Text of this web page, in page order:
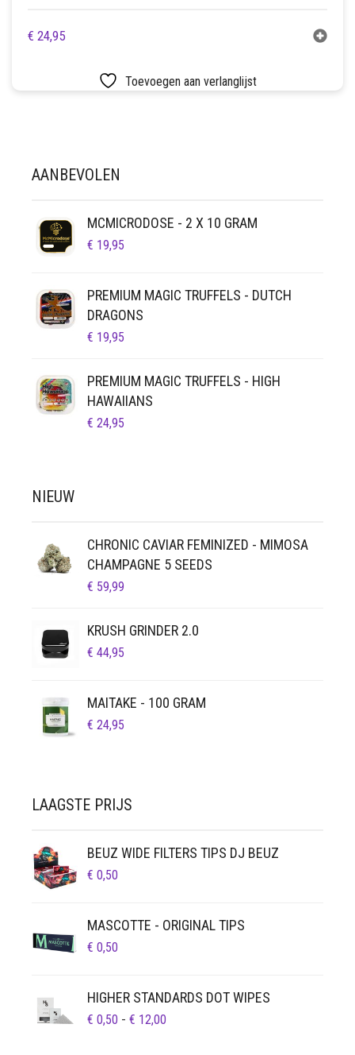
€ 24,95
Toevoegen aan verlanglijst
AANBEVOLEN
MCMICRODOSE - 2 X 10 GRAM
€ 19,95
PREMIUM MAGIC TRUFFELS - DUTCH
DRAGONS
€ 19,95
PREMIUM MAGIC TRUFFELS - HIGH
HAWAIIANS
€ 24,95
NIEUW
CHRONIC CAVIAR FEMINIZED - MIMOSA
CHAMPAGNE 5 SEEDS
€ 59,99
KRUSH GRINDER 2.0
€ 44,95
MAITAKE - 100 GRAM
€ 24,95
LAAGSTE PRIJS
BEUZ WIDE FILTERS TIPS DJ BEUZ
€ 0,50
MASCOTTE - ORIGINAL TIPS
€ 0,50
HIGHER STANDARDS DOT WIPES
€ 0,50 - € 12,00